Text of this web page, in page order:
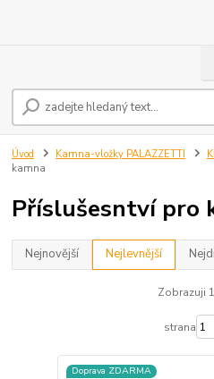
Úvod Kamna-vložky PALAZZETTI
kamna
Příslušesntví pro
Nejnovější Nejlevnější
Zobrazuji
strana
Doprava ZDARMA